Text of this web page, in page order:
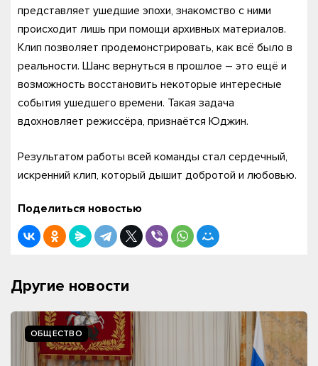
представляет ушедшие эпохи, знакомство с ними
происходит лишь при помощи архивных материалов.
Клип позволяет продемонстрировать, как всё было в
реальности. Шанс вернуться в прошлое – это ещё и
возможность восстановить некоторые интересные
события ушедшего времени. Такая задача
вдохновляет режиссёра, признаётся Юджин.
Результатом работы всей команды стал сердечный,
искренний клип, который дышит добротой и любовью.
Поделиться новостью
Другие новости
ОБЩЕСТВО